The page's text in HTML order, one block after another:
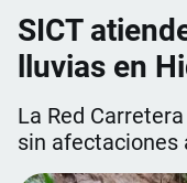
SICT
lluvias en
La Red
sin afectaciones